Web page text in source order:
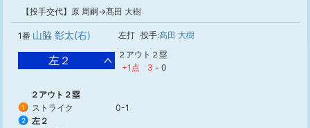
【投手交代】原 周嗣→髙田 大樹
1番 山脇 彰太(右) 左打 投手:髙田 大樹
左２
２アウト２塁
+1点
3 - 0
２アウト２塁
1 ストライク 0-1
2
左２